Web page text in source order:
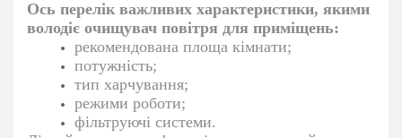
Ось перелік важливих характеристики, якими
володіє очищувач повітря для приміщень:
рекомендована площа кімнати;
потужність;
тип харчування;
режими роботи;
фільтруючі системи.